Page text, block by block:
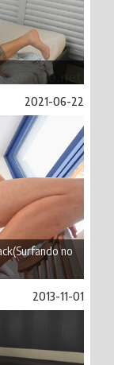
2021-06-22
no
2013-11-01